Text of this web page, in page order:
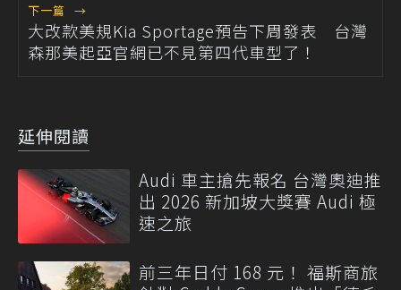
下一篇 →
大改款美規Kia Sportage預告下周發表 台灣
森那美起亞官網已不見第四代車型了！
延伸閱讀
Audi 車主搶先報名 台灣奧迪推
出 2026 新加坡大獎賽 Audi 極
速之旅
前三年日付 168 元！ 福斯商旅